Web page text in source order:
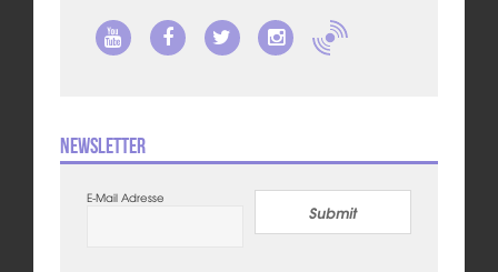
Newsletter
E-Mail Adresse
Submit